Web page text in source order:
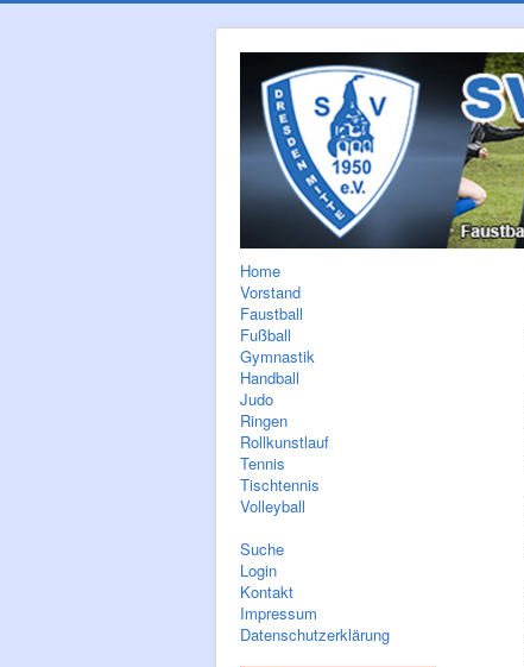
Home
Vorstand
Faustball
Fußball
Gymnastik
Handball
Judo
Ringen
Rollkunstlauf
Tennis
Tischtennis
Volleyball
Suche
Login
Kontakt
Impressum
Datenschutzerklärung